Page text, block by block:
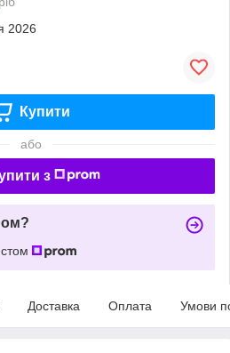
2026
Купити
або
з
Доставка Оплата Умови